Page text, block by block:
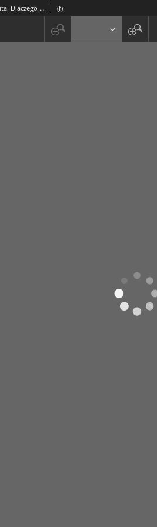
Antonina Krzysztoń : z cyklu : Nowa Huta. Dlaczego nie?! (f)